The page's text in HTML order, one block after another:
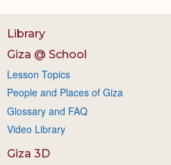
Library
Giza @ School
Lesson Topics
People and Places of Giza
Glossary and FAQ
Video Library
Giza 3D